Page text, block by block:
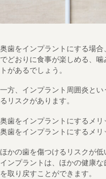
奥歯をインプラントにする場
でどおりに食事が楽しめる、
トがあるでしょう。
一方、インプラント周囲炎と
るリスクがあります。
奥歯をインプラントにするメリ
奥歯をインプラントにするメリ
ほかの歯を傷つけるリスクが低
インプラントは、ほかの健康
を取り戻すことができます。